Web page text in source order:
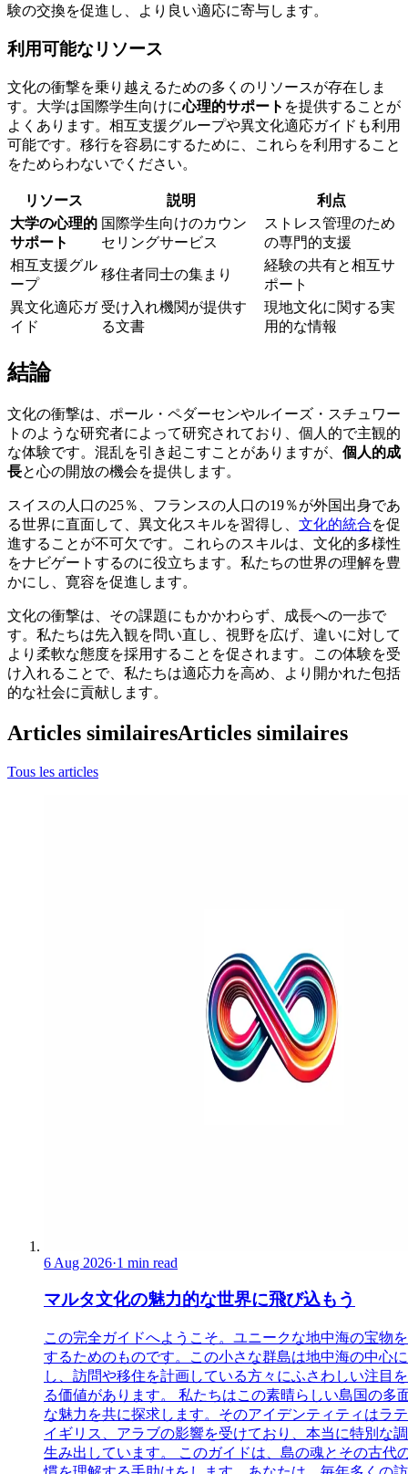
験の交換を促進し、より良い適応に寄与します。
利用可能なリソース
文化の衝撃を乗り越えるための多くのリソースが存在しま
す。大学は国際学生向けに心理的サポート を提供することが
よくあります。相互支援グループや異文化適応ガイドも利用
可能です。移行を容易にするために、これらを利用すること
をためらわないでください。
リソース 説明
利点
大学の心理的
サポート
国際学生向けのカウン
セリングサービス
ストレス管理のため
の専門的支援
相互支援グル
ープ
移住者同士の集まり
経験の共有と相互サ
ポート
異文化適応ガ
イド
受け入れ機関が提供す
る文書
現地文化に関する実
用的な情報
結論
文化の衝撃は、ポール・ペダーセンやルイーズ・スチュワー
トのような研究者によって研究されており、個人的で主観的
な体験です。混乱を引き起こすことがありますが、 個人的成
長と心の開放の機会を提供します。
スイスの人口の25％、フランスの人口の19％が外国出身であ
る世界に直面して、異文化スキルを習得し、 文化的統合を促
進することが不可欠です。これらのスキルは、文化的多様性
をナビゲートするのに役立ちます。私たちの世界の理解を豊
かにし、寛容を促進します。
文化の衝撃は、その課題にもかかわらず、成長への一歩で
す。私たちは先入観を問い直し、視野を広げ、違いに対して
より柔軟な態度を採用することを促されます。この体験を受
け入れることで、私たちは適応力を高め、より開かれた包括
的な社会に貢献します。
Articles similairesArticles similaires
Tous les articles
6 Aug 2026·1 min read
マルタ文化の魅力的な世界に飛び込もう
この完全ガイドへようこそ。ユニークな地中海の宝物
するためのものです。この小さな群島は地中海の中心
し、訪問や移住を計画している方々にふさわしい注目
る価値があります。 私たちはこの素晴らしい島国の多
な魅力を共に探求します。そのアイデンティティはラ
イギリス、アラブの影響を受けており、本当に特別な
生み出しています。 このガイドは、島の魂とその古代